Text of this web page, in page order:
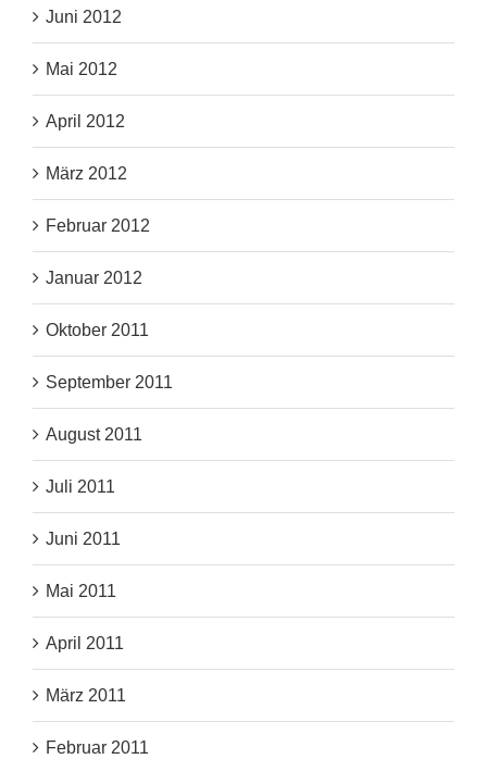
Juni 2012
Mai 2012
April 2012
März 2012
Februar 2012
Januar 2012
Oktober 2011
September 2011
August 2011
Juli 2011
Juni 2011
Mai 2011
April 2011
März 2011
Februar 2011